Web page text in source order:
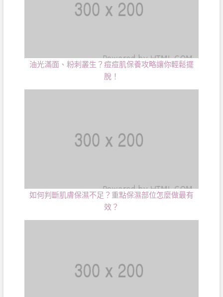
油光滿面、粉刺叢生？痘痘肌保養攻略讓你輕鬆擺
脫！
如何判斷肌膚保濕不足？重點保濕部位怎麼做最有
效？